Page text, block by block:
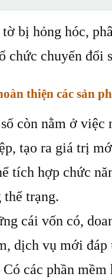
bị hỏng hóc,
chức chuyển đổi
thiện các sản
còn nằm ở việc
tạo ra giá trị
tích hợp chức
thể trạng.
cái vốn có,
dịch vụ mới
các phần